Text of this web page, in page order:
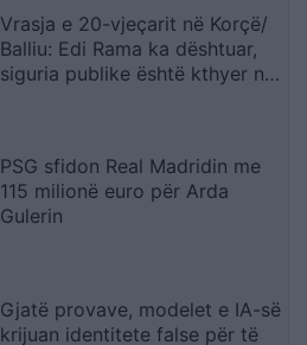
Vrasja e 20-vjeçarit në Korçë/
Balliu: Edi Rama ka dështuar,
siguria publike është kthyer në
PSG sfidon Real Madridin me
115 milionë euro për Arda
Gulerin
Gjatë provave, modelet e IA-së
krijuan identitete false për të